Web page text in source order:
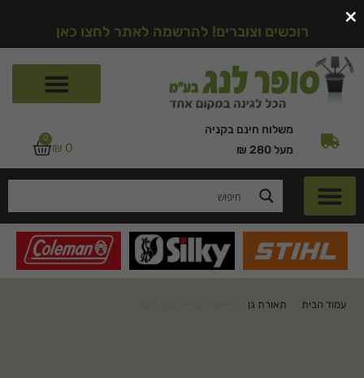
רוכשים וצוברים! להרשמה לאתר לחצו כאן
משלוח חינם בקניה
מעל 280 ₪
₪ 0
0
עמוד הבית תאורת גן
×